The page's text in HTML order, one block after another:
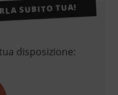
SUBITO TUA!
disposizione: